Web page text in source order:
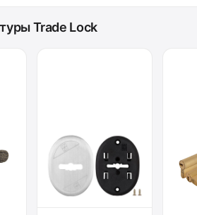
Trade Lock